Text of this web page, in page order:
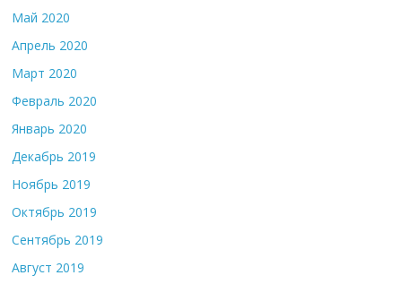
Май 2020
Апрель 2020
Март 2020
Февраль 2020
Январь 2020
Декабрь 2019
Ноябрь 2019
Октябрь 2019
Сентябрь 2019
Август 2019